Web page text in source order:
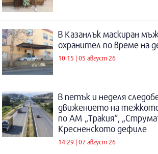
В Казанлък маскиран
охранител по време на
10:15 | 05 август 26
В петък и неделя
движението на
по АМ „Тракия“,
Кресненското дефиле
14:29 | 07 август 26